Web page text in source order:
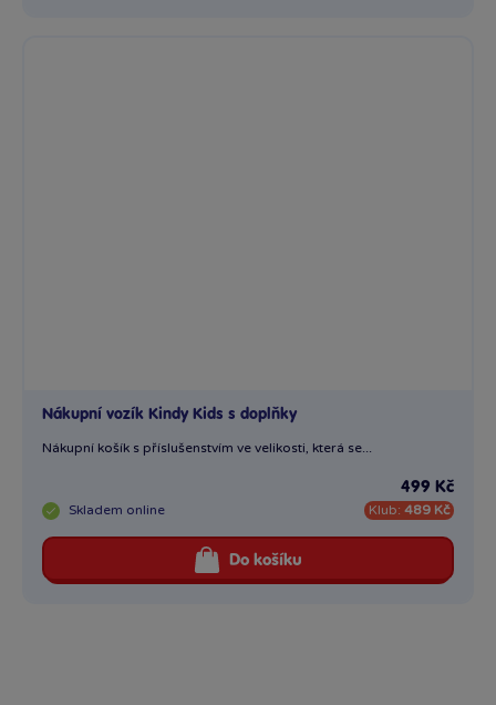
Nákupní vozík Kindy Kids s doplňky
Nákupní košík s příslušenstvím ve velikosti, která se...
Skladem online
499 Kč
Klub: 489 Kč
Do košíku